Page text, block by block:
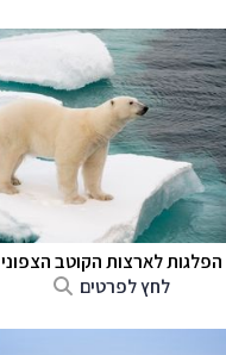
הפלגות לארצות הקוטב הצפוני
לחץ לפרטים